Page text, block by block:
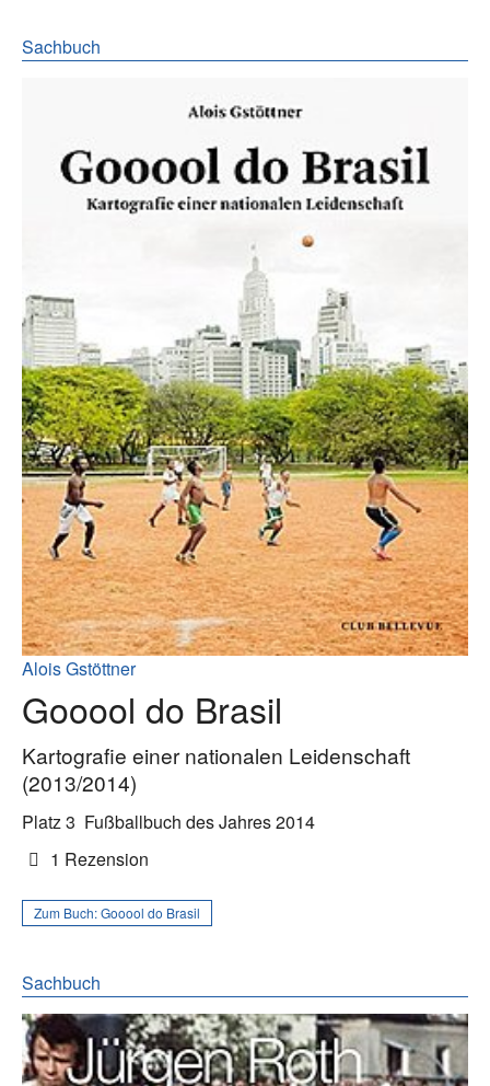
Sachbuch
Alois Gstöttner
Gooool do Brasil
Kartografie einer nationalen Leidenschaft
(2013/2014)
Platz 3 Fußballbuch des Jahres 2014
1 Rezension
Zum Buch:Gooool do Brasil
Sachbuch